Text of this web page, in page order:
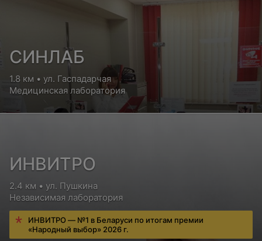
СИНЛАБ
1.8 км • ул. Гаспадарчая
Медицинская лаборатория
ИНВИТРО
2.4 км • ул. Пушкина
Независимая лаборатория
ИНВИТРО — №1 в Беларуси по итогам премии
«Народный выбор» 2026 г.